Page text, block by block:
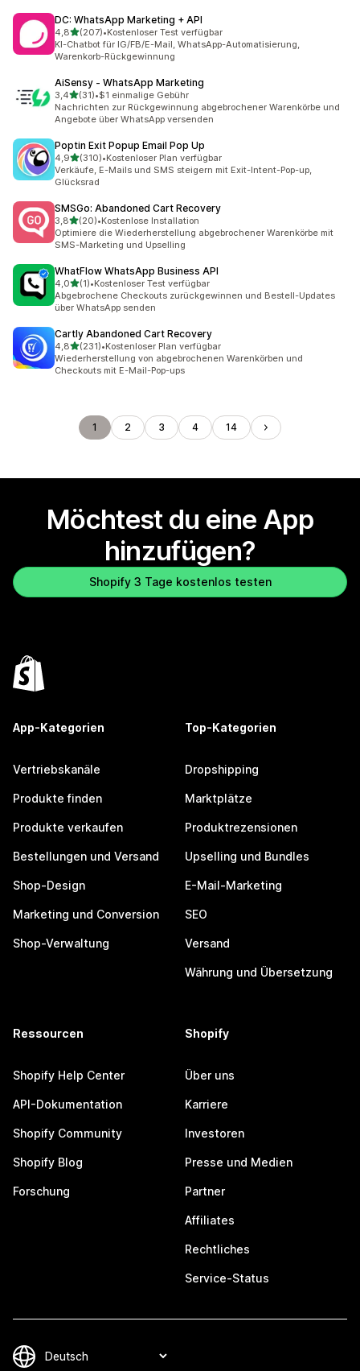
DC: WhatsApp Marketing + API
4,8von 5 Sternen
(207)
207 Rezensionen insgesamt
•Kostenloser Test verfügbar
KI-Chatbot für IG/FB/E-Mail, WhatsApp-Automatisierung,
Warenkorb-Rückgewinnung
AiSensy ‑ WhatsApp Marketing
3,4von 5 Sternen
(31)
31 Rezensionen insgesamt
•$1 einmalige Gebühr
Nachrichten zur Rückgewinnung abgebrochener Warenkörbe und
Angebote über WhatsApp versenden
Poptin Exit Popup Email Pop Up
4,9von 5 Sternen
(310)
310 Rezensionen insgesamt
•Kostenloser Plan verfügbar
Verkäufe, E-Mails und SMS steigern mit Exit-Intent-Pop-up,
Glücksrad
SMSGo: Abandoned Cart Recovery
3,8von 5 Sternen
(20)
20 Rezensionen insgesamt
•Kostenlose Installation
Optimiere die Wiederherstellung abgebrochener Warenkörbe mit
SMS-Marketing und Upselling
WhatFlow WhatsApp Business API
4,0von 5 Sternen
(1)
1 Rezensionen insgesamt
•Kostenloser Test verfügbar
Abgebrochene Checkouts zurückgewinnen und Bestell-Updates
über WhatsApp senden
Cartly Abandoned Cart Recovery
4,8von 5 Sternen
(231)
231 Rezensionen insgesamt
•Kostenloser Plan verfügbar
Wiederherstellung von abgebrochenen Warenkörben und
Checkouts mit E-Mail-Pop-ups
1 2 3 4 14
Möchtest du eine App
hinzufügen?
Shopify 3 Tage kostenlos testen
App-Kategorien
Vertriebskanäle
Produkte finden
Produkte verkaufen
Bestellungen und Versand
Shop-Design
Marketing und Conversion
Shop-Verwaltung
Top-Kategorien
Dropshipping
Marktplätze
Produktrezensionen
Upselling und Bundles
E-Mail-Marketing
SEO
Versand
Währung und Übersetzung
Ressourcen
Shopify Help Center
API-Dokumentation
Shopify Community
Shopify Blog
Forschung
Shopify
Über uns
Karriere
Investoren
Presse und Medien
Partner
Affiliates
Rechtliches
Service-Status